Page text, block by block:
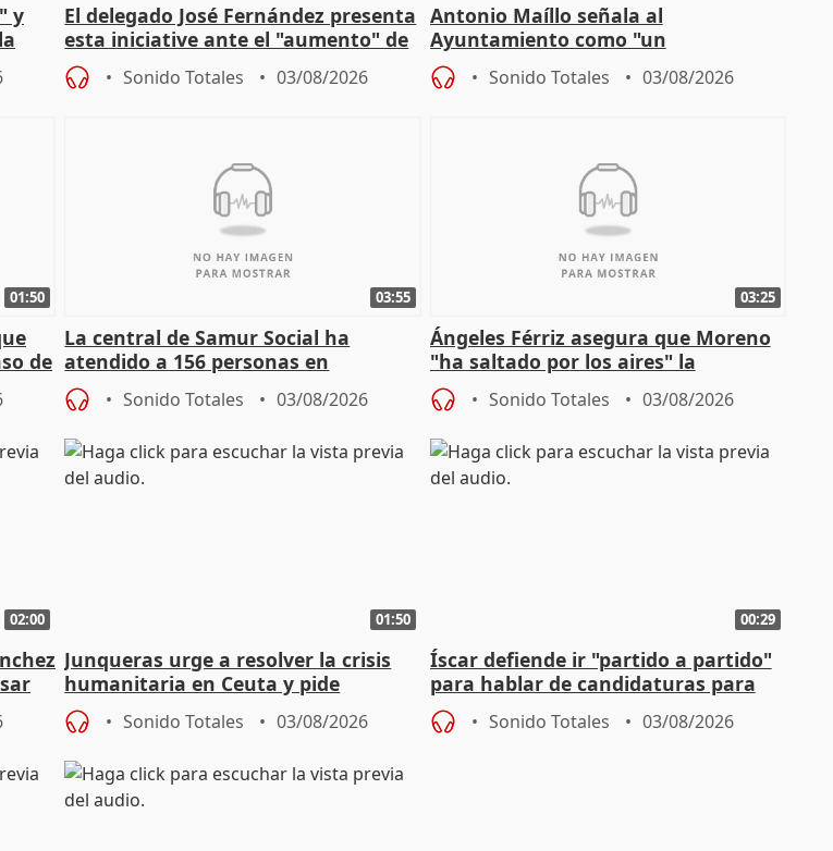
y
El delegado José Fernández presenta
esta iniciative ante el "aumento" de
personas sin hogar en Madri
Sonido Totales 03/08/2026
Antonio Maíllo señala al
Ayuntamiento como "un
especulador más" sobre viviendas de
Jiménez Becerril
Sonido Totales 03/08/2026
01:50
de
03:55
La central de Samur Social ha
atendido a 156 personas en
situación de calle durante Campaña
de CalorSonido Totales 03/08/2026
03:25
Ángeles Férriz asegura que Moreno
"ha saltado por los aires" la
negociación tras acuerdo con SMA
Sonido Totales 03/08/2026
02:00 01:50
Junqueras urge a resolver la crisis
humanitaria en Ceuta y pide
responsabilidad a la UE
Sonido Totales 03/08/2026
00:29
Íscar defiende ir "partido a partido"
para hablar de candidaturas para
2027
Sonido Totales 03/08/2026